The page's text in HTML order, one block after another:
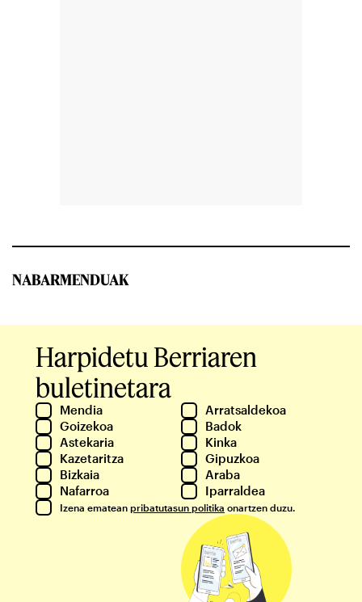
NABARMENDUAK
Harpidetu Berriaren
buletinetara
Mendia
Arratsaldekoa
Goizekoa
Badok
Astekaria
Kinka
Kazetaritza
Gipuzkoa
Bizkaia
Araba
Nafarroa
Iparraldea
Izena ematean pribatutasun politika onartzen duzu.